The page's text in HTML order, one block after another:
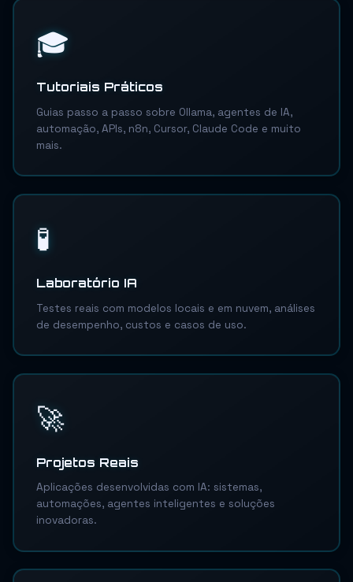
🎓
Tutoriais Práticos
Guias passo a passo sobre Ollama, agentes de IA,
automação, APIs, n8n, Cursor, Claude Code e muito
mais.
🧪
Laboratório IA
Testes reais com modelos locais e em nuvem, análises
de desempenho, custos e casos de uso.
🚀
Projetos Reais
Aplicações desenvolvidas com IA: sistemas,
automações, agentes inteligentes e soluções
inovadoras.